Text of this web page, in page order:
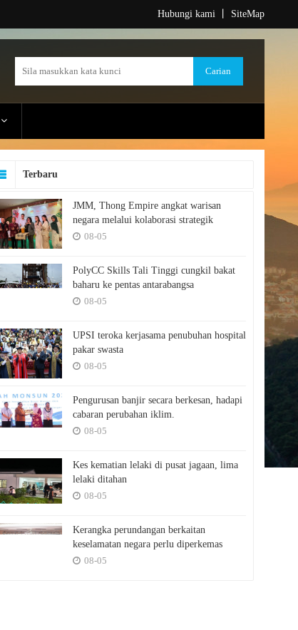
Hubungi kami SiteMap
Terbaru
JMM, Thong Empire angkat warisan
negara melalui kolaborasi strategik
08-05
PolyCC Skills Tali Tinggi cungkil bakat
baharu ke pentas antarabangsa
08-05
UPSI teroka kerjasama penubuhan hospital
pakar swasta
08-05
Pengurusan banjir secara berkesan, hadapi
cabaran perubahan iklim.
08-05
Kes kematian lelaki di pusat jagaan, lima
lelaki ditahan
08-05
Kerangka perundangan berkaitan
keselamatan negara perlu diperkemas
08-05